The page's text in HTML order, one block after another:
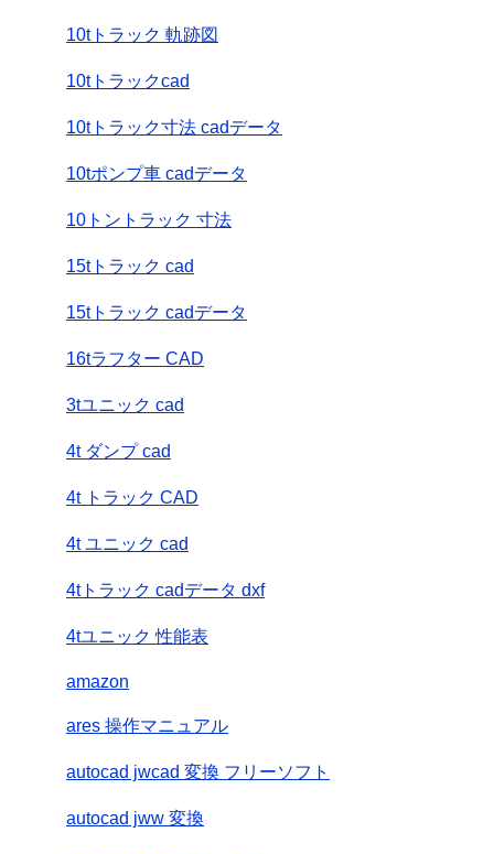
10tトラック 軌跡図
10tトラックcad
10tトラック寸法 cadデータ
10tポンプ車 cadデータ
10トントラック 寸法
15tトラック cad
15tトラック cadデータ
16tラフター CAD
3tユニック cad
4t ダンプ cad
4t トラック CAD
4t ユニック cad
4tトラック cadデータ dxf
4tユニック 性能表
amazon
ares 操作マニュアル
autocad jwcad 変換 フリーソフト
autocad jww 変換